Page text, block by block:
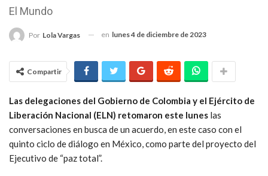
El Mundo
Por Lola Vargas en lunes 4 de diciembre de 2023
Compartir
Las delegaciones del Gobierno de Colombia y el Ejército de
Liberación Nacional (ELN) retomaron este lunes las
conversaciones en busca de un acuerdo, en este caso con el
quinto ciclo de diálogo en México, como parte del proyecto del
Ejecutivo de “paz total”.